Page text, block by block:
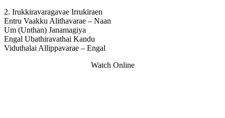
2. Irukkiravaragavae Irrukiraen
Entru Vaakku Alithavarae – Naan
Um (Unthan) Janamagiya
Engal Ubathiravathai Kandu
Viduthalai Allippavarae – Engal
Watch Online